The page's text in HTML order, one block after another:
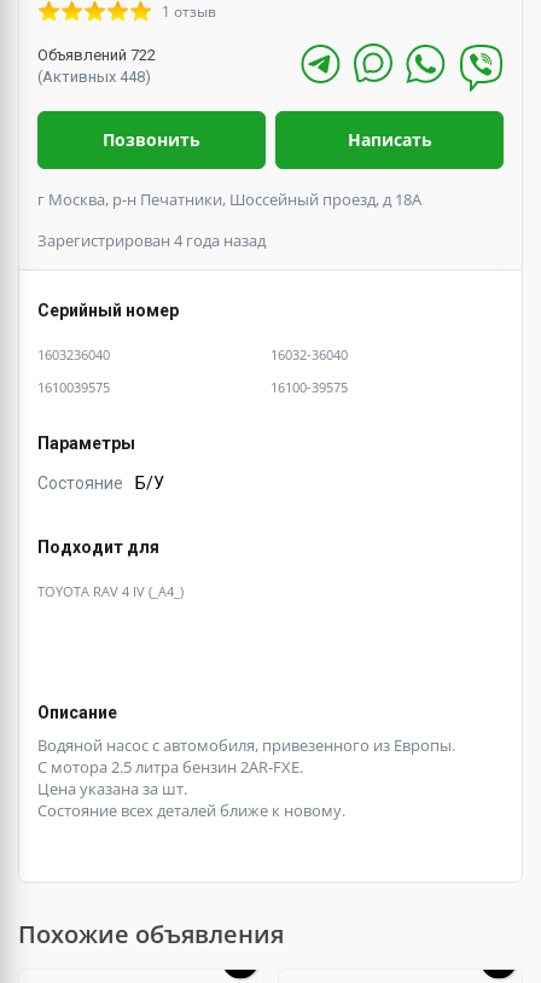
1 отзыв
Объявлений 722
(Активных 448)
Позвонить Написать
г Москва, р-н Печатники, Шоссейный проезд, д 18А
Зарегистрирован 4 года назад
Серийный номер
1603236040
16032-36040
1610039575
16100-39575
Параметры
Состояние Б/У
Подходит для
TOYOTA RAV 4 IV (_A4_)
Описание
Водяной насос с автомобиля, привезенного из Европы.
С мотора 2.5 литра бензин 2AR-FXE.
Цена указана за шт.
Состояние всех деталей ближе к новому.
Похожие объявления